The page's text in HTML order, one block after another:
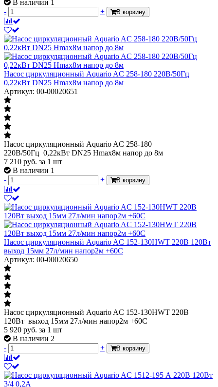
В наличии 1
-
+ В корзину
Насос циркуляционный Aquario AC 258-180 220В/50Гц
0,22кВт DN25 Hmax8м напор до 8м
Артикул: 00-00020651
Насос циркуляционный Aquario AC 258-180
220В/50Гц 0,22кВт DN25 Hmax8м напор до 8м
7 210 руб. за 1 шт
В наличии 1
-
+ В корзину
Насос циркуляционный Aquario AC 152-130HWT 220В 120Вт
выход 15мм 27л/мин напор2м +60С
Артикул: 00-00020650
Насос циркуляционный Aquario AC 152-130HWT 220В
120Вт выход 15мм 27л/мин напор2м +60С
5 920 руб. за 1 шт
В наличии 2
-
+ В корзину